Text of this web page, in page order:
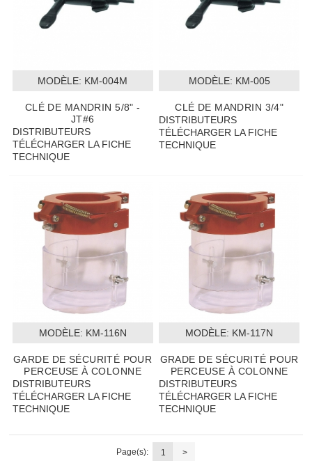
MODÈLE: KM-004M
CLÉ DE MANDRIN 5/8" -
JT#6
DISTRIBUTEURS
TÉLÉCHARGER LA FICHE
TECHNIQUE
MODÈLE: KM-005
CLÉ DE MANDRIN 3/4"
DISTRIBUTEURS
TÉLÉCHARGER LA FICHE
TECHNIQUE
MODÈLE: KM-116N
GARDE DE SÉCURITÉ POUR
PERCEUSE À COLONNE
DISTRIBUTEURS
TÉLÉCHARGER LA FICHE
TECHNIQUE
MODÈLE: KM-117N
GRADE DE SÉCURITÉ POUR
PERCEUSE À COLONNE
DISTRIBUTEURS
TÉLÉCHARGER LA FICHE
TECHNIQUE
Page(s): 1 >